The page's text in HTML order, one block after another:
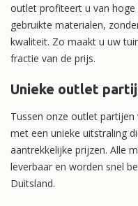
outlet profiteert u van
gebruikte materialen,
kwaliteit. Zo maakt u uw
fractie van de prijs.
Unieke outlet
Tussen onze outlet
met een unieke uitstraling
aantrekkelijke prijzen. Alle
leverbaar en worden snel
Duitsland.